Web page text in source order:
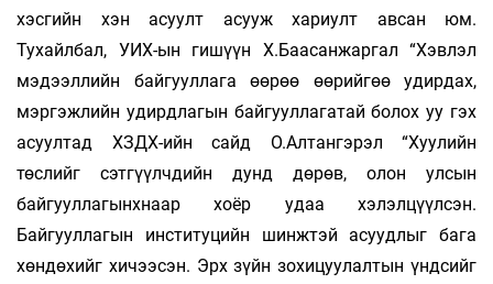
хэсгийн хэн асуулт асууж хариулт авсан юм.
Тухайлбал, УИХ-ын гишүүн Х.Баасанжаргал “Хэвлэл
мэдээллийн байгууллага өөрөө өөрийгөө удирдах,
мэргэжлийн удирдлагын байгууллагатай болох уу гэх
асуултад ХЗДХ-ийн сайд О.Алтангэрэл “Хуулийн
төслийг сэтгүүлчдийн дунд дөрөв, олон улсын
байгууллагынхнаар хоёр удаа хэлэлцүүлсэн.
Байгууллагын институцийн шинжтэй асуудлыг бага
хөндөхийг хичээсэн. Эрх зүйн зохицуулалтын үндсийг